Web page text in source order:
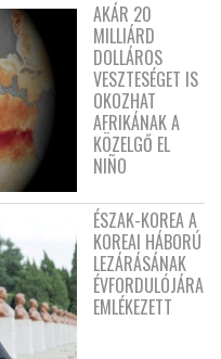
AKÁR 20
MILLIÁRD
DOLLÁROS
VESZTESÉGET IS
OKOZHAT
AFRIKÁNAK A
KÖZELGŐ EL
NIÑO
ÉSZAK-KOREA A
KOREAI HÁBORÚ
LEZÁRÁSÁNAK
ÉVFORDULÓJÁRA
EMLÉKEZETT